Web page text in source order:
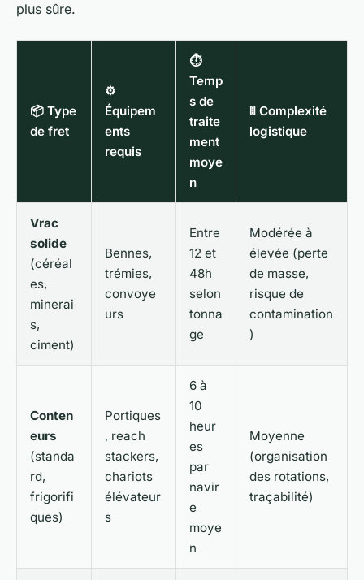
plus sûre.
📦 Type
de fret
⚙️
Équipem
ents
requis
⏱
Temp
s de
traite
ment
moye
n
🚦 Complexité
logistique
Vrac
solide
(céréal
es,
minerai
s,
ciment)
Bennes,
trémies,
convoye
urs
Entre
12 et
48h
selon
tonna
ge
Modérée à
élevée (perte
de masse,
risque de
contamination
)
Conten
eurs
(standa
rd,
frigorifi
ques)
Portiques
, reach
stackers,
chariots
élévateur
s
6 à
10
heur
es
par
navir
e
moye
n
Moyenne
(organisation
des rotations,
traçabilité)